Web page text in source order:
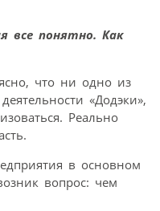
все понятно. Как
что ни одно из
«Додэки»,
Реально
в основном
вопрос: чем